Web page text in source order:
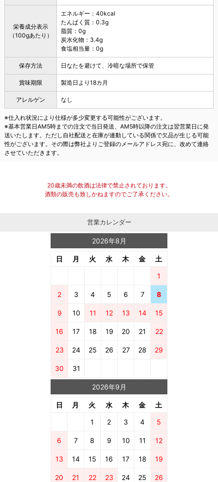
栄養成分表示
（100gあたり）
エネルギー：40kcal
たんぱく質：0.3g
脂質：0g
炭水化物：3.4g
食塩相当量：0g
保存方法 日なたを避けて、冷暗な場所で保管
賞味期限 製造日より18カ月
アレルゲン なし
※仕入れ状況により仕様が多少変更する可能性がございます。
※基本営業日AM5時までの注文で当日発送、AM5時以降の注文は翌営業日に発
送いたします。ただし自社配送と在庫が連動している関係で欠品が生じる可能
性がございます。その際は弊社よりご登録のメールアドレス宛に、改めて連絡
させていただきます。
20歳未満の飲酒は法律で禁止されております。
酒類の販売も致しかねますのでご了承ください。
営業カレンダー
2026年8月
日 月 火 水 木 金 土
1
2 3 4 5 6 7 8
9 10 11 12 13 14 15
16 17 18 19 20 21 22
23 24 25 26 27 28 29
30 31
2026年9月
日 月 火 水 木 金 土
1 2 3 4 5
6 7 8 9 10 11 12
13 14 15 16 17 18 19
20 21 22 23 24 25 26